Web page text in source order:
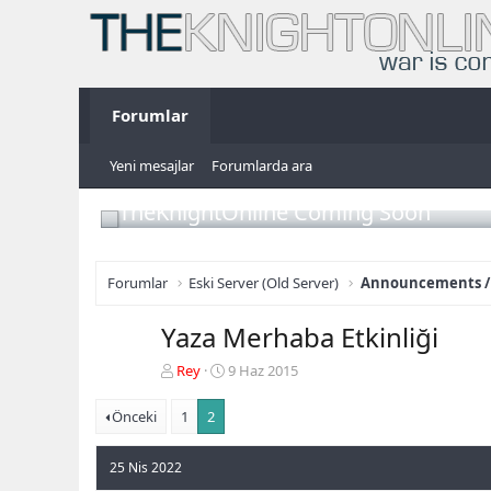
Forumlar
Yeni mesajlar Forumlarda ara
TheKnightOnline Coming Soon
Forumlar Eski Server (Old Server) Announcements
Yaza Merhaba Etkinliği
K
n
u
y
Rey
B
a
9 Haz 2015
Önceki 1 2
25 Nis 2022